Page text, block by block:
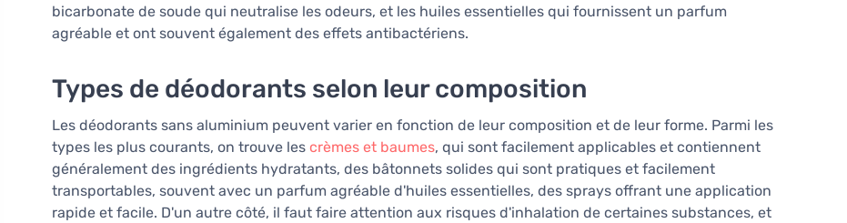
bicarbonate de soude qui neutralise les odeurs, et les huiles essentielles qui fournissent un parfum
agréable et ont souvent également des effets antibactériens.
Types de déodorants selon leur composition
Les déodorants sans aluminium peuvent varier en fonction de leur composition et de leur forme. Parmi les
types les plus courants, on trouve les crèmes et baumes, qui sont facilement applicables et contiennent
généralement des ingrédients hydratants, des bâtonnets solides qui sont pratiques et facilement
transportables, souvent avec un parfum agréable d'huiles essentielles, des sprays offrant une application
rapide et facile. D'un autre côté, il faut faire attention aux risques d'inhalation de certaines substances, et